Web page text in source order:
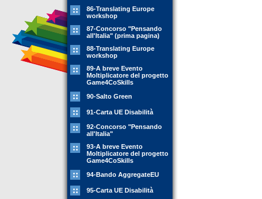
86-Translating Europe
workshop
87-Concorso "Pensando
all'Italia" (prima pagina)
88-Translating Europe
workshop
89-A breve Evento
Moltiplicatore del progetto
Game4CoSkills
90-Salto Green
91-Carta UE Disabilità
92-Concorso "Pensando
all'Italia"
93-A breve Evento
Moltiplicatore del progetto
Game4CoSkills
94-Bando AggregateEU
95-Carta UE Disabilità